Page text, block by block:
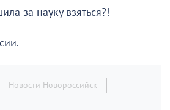
за науку взяться?!
Новости Новороссийск